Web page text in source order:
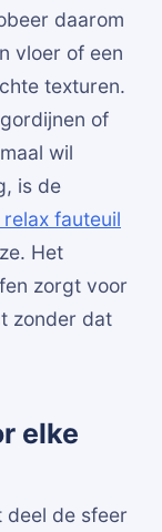
daarom
vloer of een
texturen.
of
wil
is de
relax fauteuil
Het
zorgt voor
zonder dat
elke
deel de sfeer